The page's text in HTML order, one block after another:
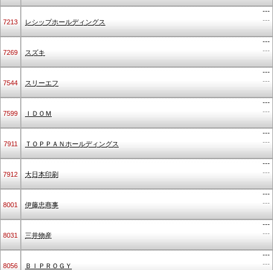
7213 レシップホールディングス
---
---
7269 スズキ
---
---
7544 スリーエフ
---
---
7599 ＩＤＯＭ
---
---
7911 ＴＯＰＰＡＮホールディングス
---
---
7912 大日本印刷
---
---
8001 伊藤忠商事
---
---
8031 三井物産
---
---
8056 ＢＩＰＲＯＧＹ
---
---